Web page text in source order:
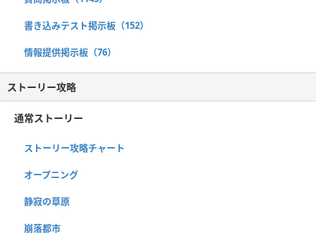
書き込みテスト掲示板（152）
情報提供掲示板（76）
ストーリー攻略
通常ストーリー
ストーリー攻略チャート
オープニング
静寂の草原
崩落都市